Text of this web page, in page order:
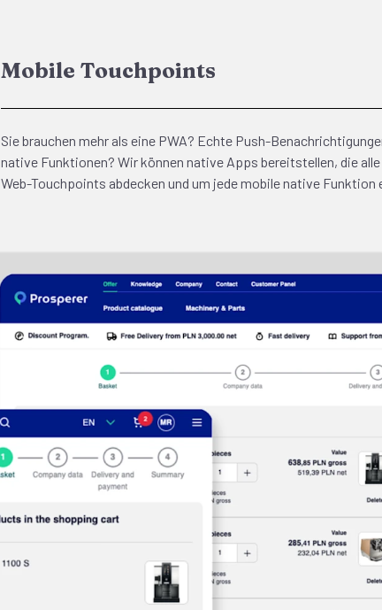
Mobile Touchpoints
Sie brauchen mehr als eine PWA? Echte Push-
native Funktionen? Wir können native Apps bereitstellen, die
Web-Touchpoints abdecken und um jede mobile native Funktion